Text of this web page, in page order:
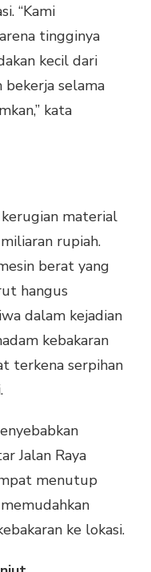
“Kami
tingginya
kecil dari
bekerja selama
kata
material
rupiah.
berat yang
hangus
dalam kejadian
kebakaran
terkena serpihan
Jalan Raya
menutup
ke lokasi.